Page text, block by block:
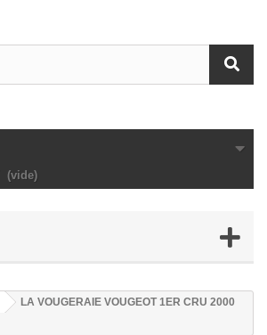
(vide)
LA VOUGERAIE VOUGEOT 1ER CRU 2000